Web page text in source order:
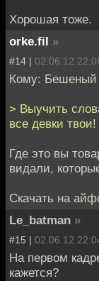
Хорошая тоже.
orke.fil »
#14 | 02.06.12
Кому: Бешеный
> Выучить
все девки твои!
Где это вы
видали,
Скачать на
Le_batman »
#15 | 02.06.12
На первом
кажется?